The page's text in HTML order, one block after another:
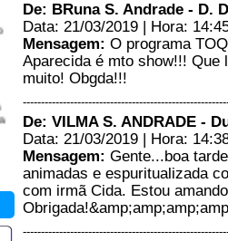
De: BRuna S. Andrade - D.
Data: 21/03/2019 | Hora:
Mensagem: O programa
Aparecida é mto show!!! Que
muito! Obgda!!!
De: VILMA S. ANDRADE -
Data: 21/03/2019 | Hora:
Mensagem: Gente...boa
animadas e espuritualizada
com irmã Cida. Estou